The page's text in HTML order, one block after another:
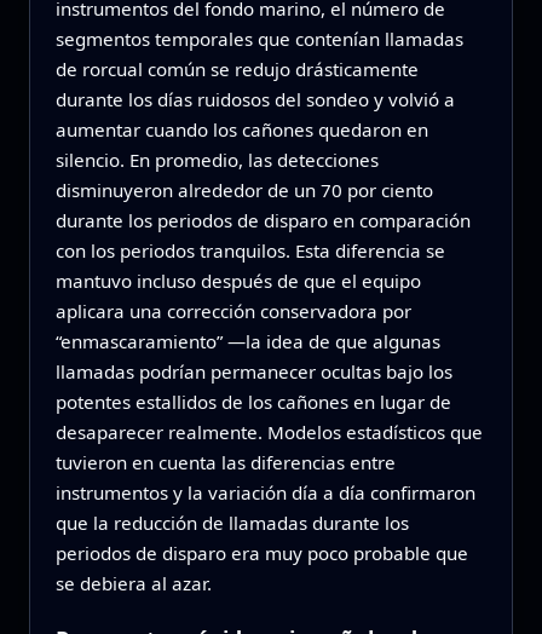
instrumentos del fondo marino, el número de
segmentos temporales que contenían llamadas
de rorcual común se redujo drásticamente
durante los días ruidosos del sondeo y volvió a
aumentar cuando los cañones quedaron en
silencio. En promedio, las detecciones
disminuyeron alrededor de un 70 por ciento
durante los periodos de disparo en comparación
con los periodos tranquilos. Esta diferencia se
mantuvo incluso después de que el equipo
aplicara una corrección conservadora por
“enmascaramiento” —la idea de que algunas
llamadas podrían permanecer ocultas bajo los
potentes estallidos de los cañones en lugar de
desaparecer realmente. Modelos estadísticos que
tuvieron en cuenta las diferencias entre
instrumentos y la variación día a día confirmaron
que la reducción de llamadas durante los
periodos de disparo era muy poco probable que
se debiera al azar.